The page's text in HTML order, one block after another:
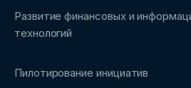
Трендвотчинг и информационный
Развитие финансовых и
технологий
Репозиторий Ассоциации
Пилотирование инициатив